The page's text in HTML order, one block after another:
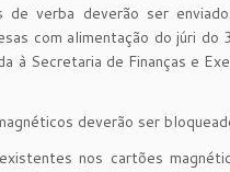
de verba deverão ser
com alimentação do júri
à Secretaria de Finanças e
deverão ser
nos cartões